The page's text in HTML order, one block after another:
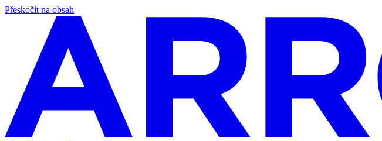
Přeskočit na obsah